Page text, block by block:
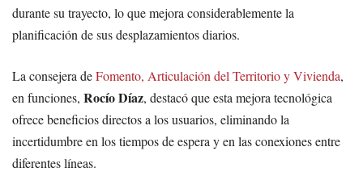
durante su trayecto, lo que mejora considerablemente la
planificación de sus desplazamientos diarios.
La consejera deFomento, Articulación del Territorio y Vivienda,
en funciones, Rocío Díaz, destacó que esta mejora tecnológica
ofrece beneficios directos a los usuarios, eliminando la
incertidumbre en los tiempos de espera y en las conexiones entre
diferentes líneas.